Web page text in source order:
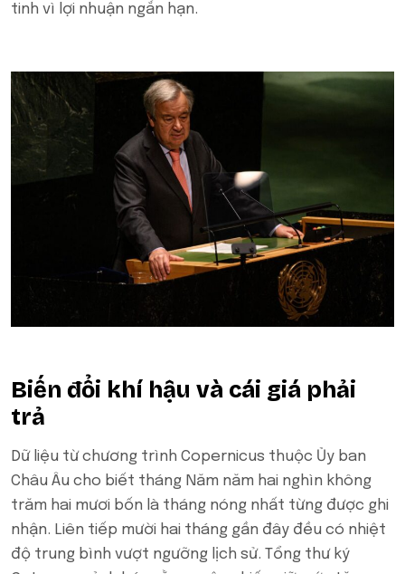
tinh vì lợi nhuận ngắn hạn.
Biến đổi khí hậu và cái giá phải
trả
Dữ liệu từ chương trình Copernicus thuộc Ủy ban
Châu Âu cho biết tháng Năm năm hai nghìn không
trăm hai mươi bốn là tháng nóng nhất từng được ghi
nhận. Liên tiếp mười hai tháng gần đây đều có nhiệt
độ trung bình vượt ngưỡng lịch sử. Tổng thư ký